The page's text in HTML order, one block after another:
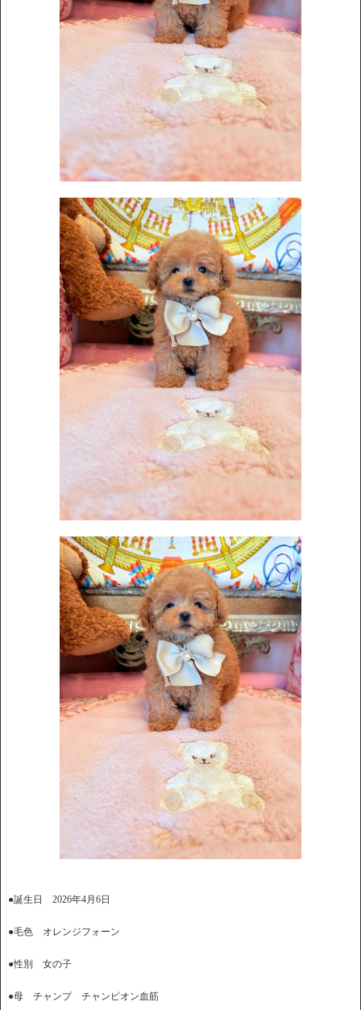
●誕生日 2026年4月6日
●毛色 オレンジフォーン
●性別 女の子
●母 チャンプ チャンピオン血筋